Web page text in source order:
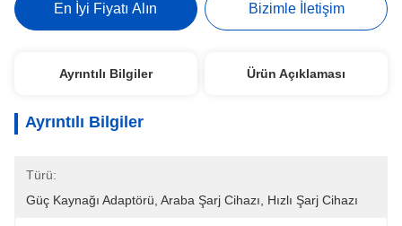
En İyi Fiyatı Alın Bizimle İletişim
Ayrıntılı Bilgiler Ürün Açıklaması
Ayrıntılı Bilgiler
Türü:
Güç Kaynağı Adaptörü, Araba Şarj Cihazı, Hızlı Şarj Cihazı